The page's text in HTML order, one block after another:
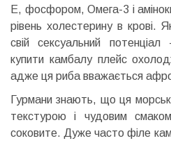
Е, фосфором, Омега-3 і
рівень холестерину в крові.
свій сексуальний
купити камбалу плейс
адже ця риба вважається
Гурмани знають, що ця
текстурою і чудовим
соковите. Дуже часто філе